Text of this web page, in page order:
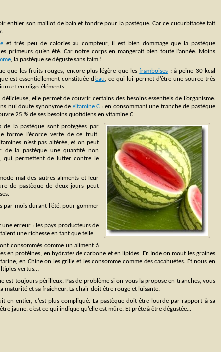
enfiler son maillot de bain et fondre pour la pastèque. Car ce cucurbitacée fait
et très peu de calories au compteur, il est bien dommage que la pastèque
primeurs qu’en été. Car notre corps en mangerait bien toute l’année. Moins
, la pastèque se déguste sans faim !
que les fruits rouges, encore plus légère que lesframboises : à peine 30 kcal
est essentiellement constituée d’eau, ce qui lui permet d’être une source très
et en oligo-éléments.
délicieuse, elle permet de couvrir certains des besoins essentiels de l’organisme.
nul doute synonyme de vitamine C : en consommant une tranche de pastèque
25 % de ses besoins quotidiens en vitamine C.
de la pastèque sont protégées par
forme l’écorce verte de ce fruit.
n’est pas altérée, et on peut
de la pastèque une quantité non
qui permettent de lutter contre le
mal des autres aliments et leur
de pastèque de deux jours peut
par mois durant l’été, pour gommer
une erreur : les pays producteurs de
une richesse en tant que telle.
consommés comme un aliment à
en protéines, en hydrates de carbone et en lipides. En Inde on mout les graines
en Chine on les grille et les consomme comme des cacahuètes. Et nous en
vertus…
est toujours périlleux. Pas de problème si on vous la propose en tranches, vous
maturité et sa fraîcheur. La chair doit être rouge et luisante.
en entier, c’est plus compliqué. La pastèque doit être lourde par rapport à sa
jaune, c’est ce qui indique qu’elle est mûre. Et prête à être dégustée…